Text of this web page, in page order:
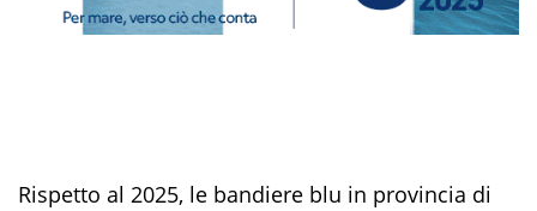
Rispetto al 2025, le bandiere blu in provincia di